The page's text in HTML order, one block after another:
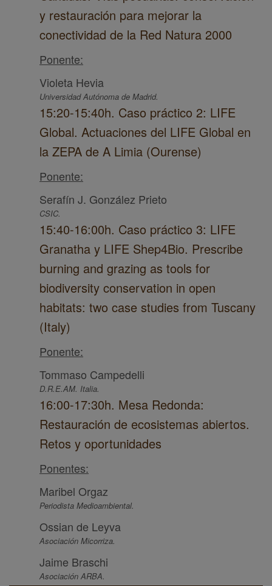
y restauración para mejorar la
conectividad de la Red Natura 2000
Ponente:
Violeta Hevia
Universidad Autónoma de Madrid.
15:20-15:40h. Caso práctico 2: LIFE
Global. Actuaciones del LIFE Global en
la ZEPA de A Limia (Ourense)
Ponente:
Serafín J. González Prieto
CSIC.
15:40-16:00h. Caso práctico 3: LIFE
Granatha y LIFE Shep4Bio. Prescribe
burning and grazing as tools for
biodiversity conservation in open
habitats: two case studies from Tuscany
(Italy)
Ponente:
Tommaso Campedelli
D.R.E.AM. Italia.
16:00-17:30h. Mesa Redonda:
Restauración de ecosistemas abiertos.
Retos y oportunidades
Ponentes:
Maribel Orgaz
Periodista Medioambiental.
Ossian de Leyva
Asociación Micorriza.
Jaime Braschi
Asociación ARBA.